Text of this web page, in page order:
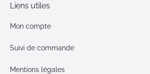
Liens utiles
Mon compte
Suivi de commande
Mentions légales